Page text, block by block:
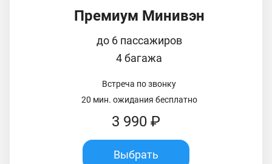
Премиум Минивэн
до 6 пассажиров
4 багажа
Встреча по звонку
20 мин. ожидания бесплатно
3 990 ₽
Выбрать